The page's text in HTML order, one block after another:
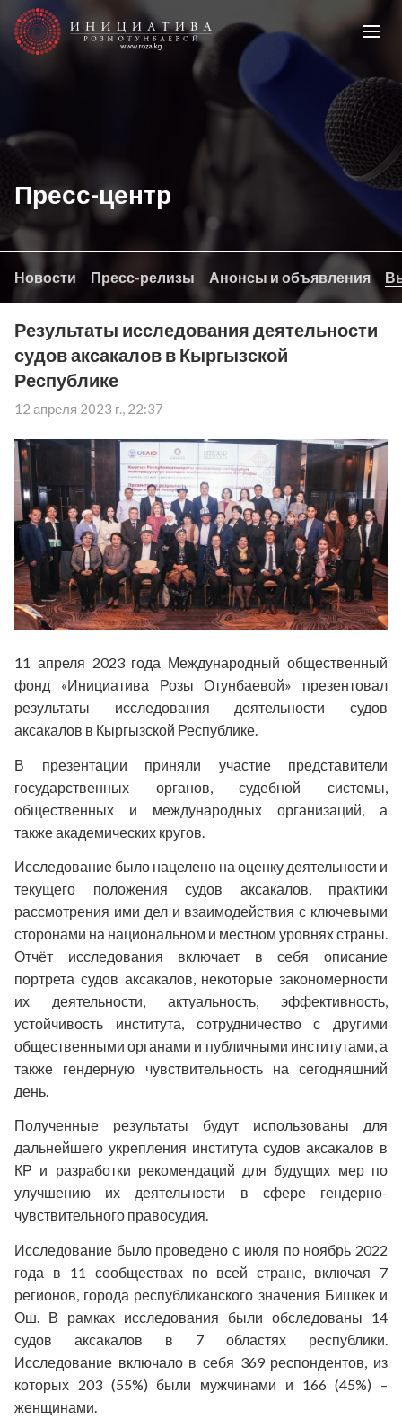
Пресс-центр
Новости Пресс-релизы Анонсы и объявления
Результаты исследования деятельности
судов аксакалов в Кыргызской
Республике
12 апреля 2023 г., 22:37
11 апреля 2023 года Международный общественный
фонд «Инициатива Розы Отунбаевой»
презентовал
результаты исследования деятельности судов
аксакалов в Кыргызской Республике.
В презентации приняли участие представители
государственных органов, судебной системы,
общественных и международных организаций, а
такжеакадемических кругов.
Исследование было нацелено на оценку деятельности и
текущего положения судов аксакалов, практики
рассмотрения ими дели взаимодействия с ключевыми
сторонами на национальном и местном уровнях страны.
Отчёт исследования включает в себя описание
портрета судов аксакалов, некоторые закономерности
их деятельности, актуальность, эффективность,
устойчивость института, сотрудничество с другими
общественными органами и публичными институтами, а
также гендерную чувствительность на сегодняшний
день.
Полученные результаты будут использованы для
дальнейшего укрепления института судов аксакалов в
КР и разработки рекомендаций для будущих мер по
улучшению их деятельности в сфере гендерно-
чувствительного правосудия.
Исследование было проведено с июля по ноябрь 2022
года в 11 сообществах по всей стране, включая 7
регионов, города республиканского значения Бишкек и
Ош. В рамках исследования были обследованы 14
судов аксакалов в 7 областях республики.
Исследование включало в себя 369 респондентов, из
которых 203 (55%) были мужчинами и 166 (45%) –
женщинами.